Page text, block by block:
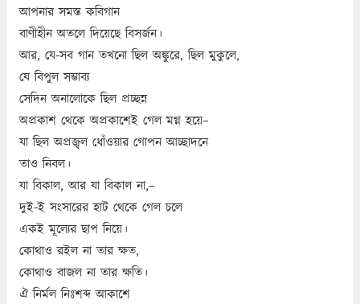
আপনার সমস্ত কবিগান
বাণীহীন অতলে দিয়েছে বিসর্জন।
আর, যে-সব গান তখনো ছিল অঙ্কুরে, ছিল মুকুলে,
যে বিপুল সম্ভাব্য
সেদিন অনালোকে ছিল প্রচ্ছন্ন
অপ্রকাশ থেকে অপ্রকাশেই গেল মগ্ন হয়ে–
যা ছিল অপ্রজ্বল ধোঁওয়ার গোপন আচ্ছাদনে
তাও নিবল।
যা বিকাল, আর যা বিকাল না,–
দুই-ই সংসারের হাট থেকে গেল চলে
একই মূল্যের ছাপ নিয়ে।
কোথাও রইল না তার ক্ষত,
কোথাও বাজল না তার ক্ষতি।
ঐ নির্মল নিঃশব্দ আকাশে